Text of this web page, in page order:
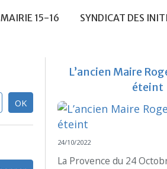
MAIRIE 15-16 SYNDICAT DES
L’ancien Maire
éteint
24/10/2022
La Provence du 24